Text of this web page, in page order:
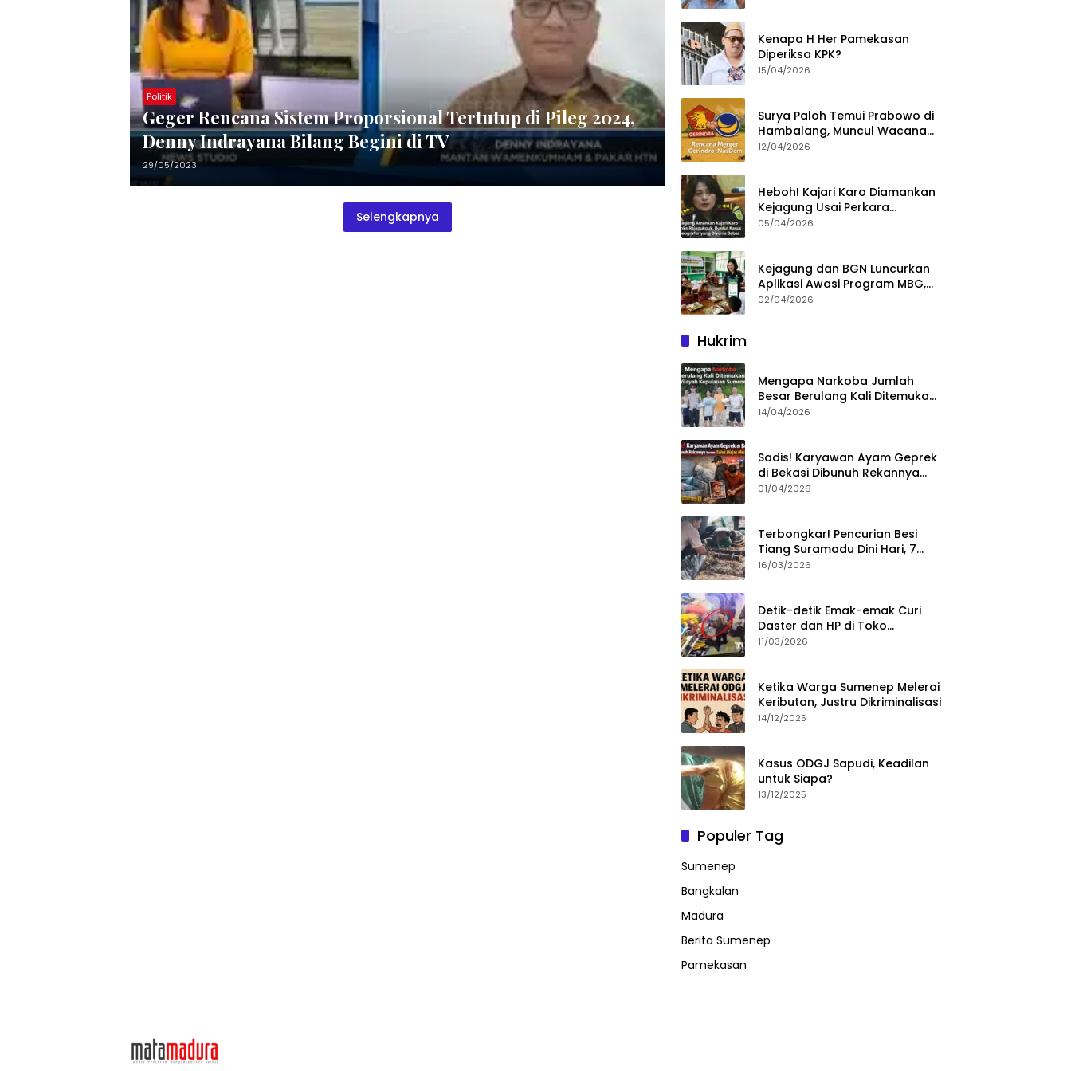
Politik
Geger Rencana Sistem Proporsional Tertutup di Pileg 2024,
Denny Indrayana Bilang Begini di TV
29/05/2023
Selengkapnya
Kenapa H Her Pamekasan
Diperiksa KPK?
15/04/2026
Surya Paloh Temui Prabowo di
Hambalang, Muncul Wacana
Penggabungan NasDem dan
12/04/2026
Heboh! Kajari Karo Diamankan
Kejagung Usai Perkara
Videografer Divonis Bebas
05/04/2026
Kejagung dan BGN Luncurkan
Aplikasi Awasi Program MBG,
Begini Cara Lapornya
02/04/2026
Hukrim
Mengapa Narkoba Jumlah
Besar Berulang Kali Ditemukan
di Wilayah Kepulauan
14/04/2026
Sadis! Karyawan Ayam Geprek
di Bekasi Dibunuh Rekannya
karena Tolak Diajak Merampok
01/04/2026
Terbongkar! Pencurian Besi
Tiang Suramadu Dini Hari, 7
ABK Ditangkap Polisi
16/03/2026
Detik-detik Emak-emak Curi
Daster dan HP di Toko
Sumenep, Aksi Terekam CCTV
11/03/2026
Ketika Warga Sumenep Melerai
Keributan, Justru Dikriminalisasi
14/12/2025
Kasus ODGJ Sapudi, Keadilan
untuk Siapa?
13/12/2025
Populer Tag
Sumenep
Bangkalan
Madura
Berita Sumenep
Pamekasan